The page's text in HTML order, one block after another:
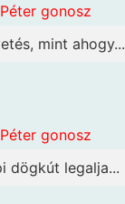
gonosz
mint ahogy...
gonosz
dögkút legalja...